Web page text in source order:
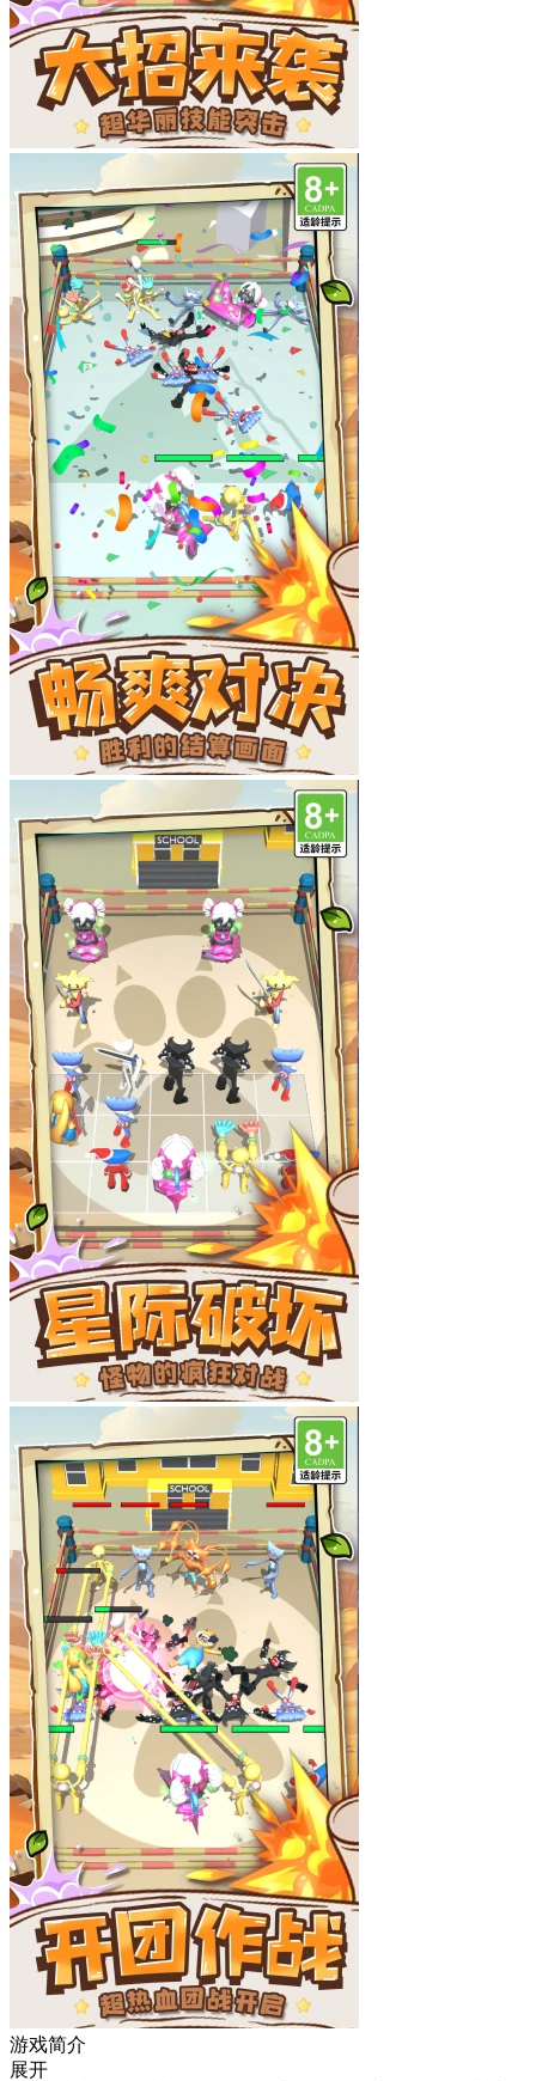
游戏简介
展开